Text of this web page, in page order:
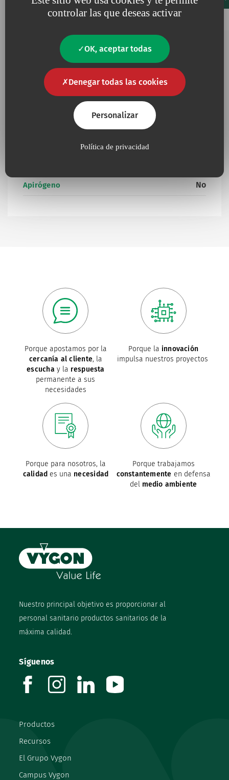
controlar las que deseas activar
OK, aceptar todas
Denegar todas las cookies
Personalizar
Política de privacidad
Favourites
Añadir a mis favoritos
15241001 50
Información complementaria
Contiene látex
Presencia de productos de origen animal u
Apirógeno No
Porque apostamos por la
cercanía al cliente, la
escucha y la respuesta
permanente a sus
necesidades
Porque la innovación
impulsa nuestros proyectos
Porque para nosotros, la
calidad es una necesidad
Porque trabajamos
constantemente en defensa
del medio ambiente
Nuestro principal objetivo es proporcionar al
personal sanitario productos sanitarios de la
máxima calidad.
Productos
Recursos
El Grupo Vygon
Campus Vygon
Síguenos
facebookinstagramlinkedin